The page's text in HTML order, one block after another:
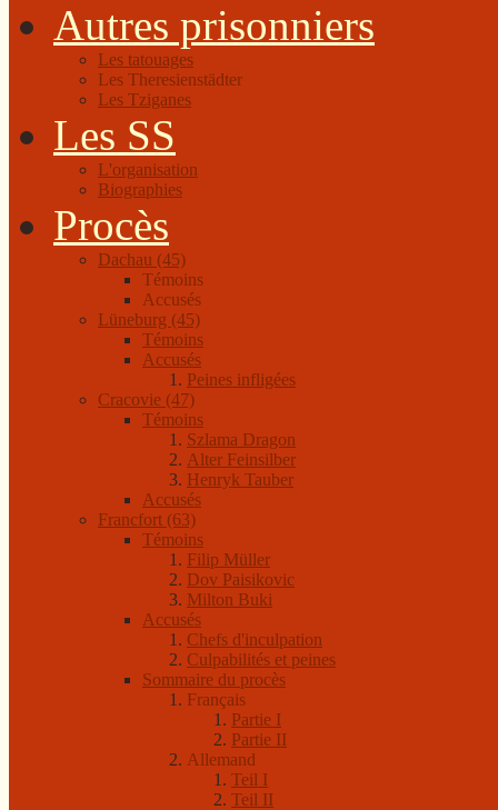
Autres prisonniers
Les tatouages
Les Theresienstädter
Les Tziganes
Les SS
L'organisation
Biographies
Procès
Dachau (45)
Témoins
Accusés
Lüneburg (45)
Témoins
Accusés
Peines infligées
Cracovie (47)
Témoins
Szlama Dragon
Alter Feinsilber
Henryk Tauber
Accusés
Francfort (63)
Témoins
Filip Müller
Dov Paisikovic
Milton Buki
Accusés
Chefs d'inculpation
Culpabilités et peines
Sommaire du procès
Français
Partie I
Partie II
Allemand
Teil I
Teil II